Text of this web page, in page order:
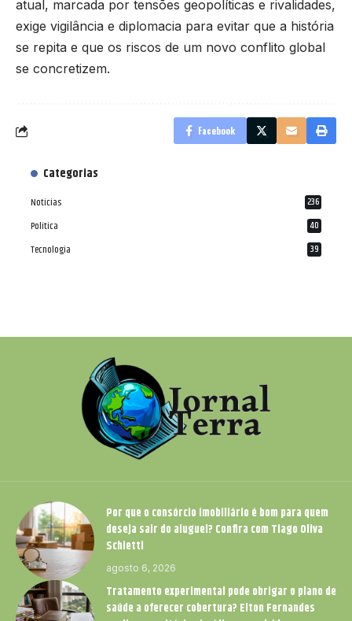
atual, marcada por tensões geopolíticas e rivalidades,
exige vigilância e diplomacia para evitar que a história
se repita e que os riscos de um novo conflito global
se concretizem.
Facebook
Categorias
Notícias 236
Política 40
Tecnologia 39
Por que o consórcio imobiliário é bom para quem
deseja sair do aluguel? Confira com Tiago Oliva
Schietti
agosto 6, 2026
Tratamento experimental pode obrigar o plano de
saúde a oferecer cobertura? Elton Fernandes